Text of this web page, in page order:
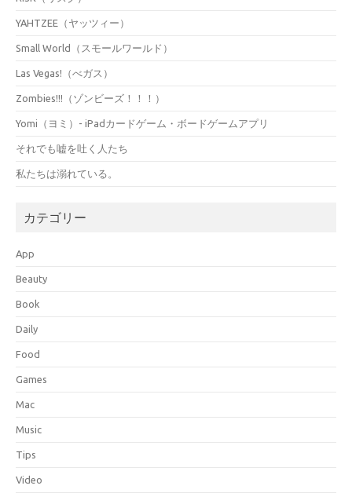
YAHTZEE（ヤッツィー）
Small World（スモールワールド）
Las Vegas!（べガス）
Zombies!!!（ゾンビーズ！！！）
Yomi（ヨミ）- iPadカードゲーム・ボードゲームアプリ
それでも嘘を吐く人たち
私たちは溺れている。
カテゴリー
App
Beauty
Book
Daily
Food
Games
Mac
Music
Tips
Video